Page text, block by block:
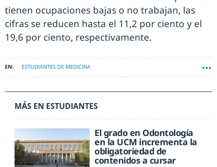
tienen ocupaciones bajas o no trabajan, las
cifras se reducen hasta el 11,2 por ciento y el
19,6 por ciento, respectivamente.
ESTUDIANTES DE MEDICINA
MÁS EN ESTUDIANTES
El grado en Odontología
en la UCM incrementa la
obligatoriedad de
contenidos a cursar